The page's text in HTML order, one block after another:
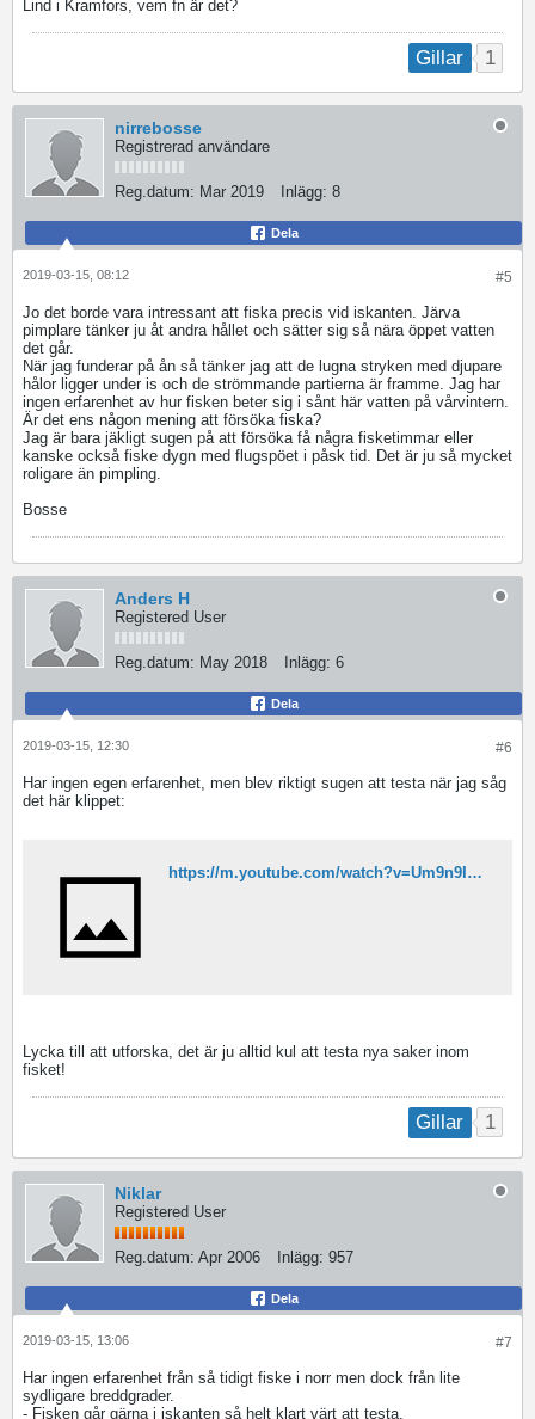
Lind i Kramfors, vem fn är det?
Gillar 1
nirrebosse
Registrerad användare
Reg.datum: Mar 2019 Inlägg: 8
Dela
#5
2019-03-15, 08:12
Jo det borde vara intressant att fiska precis vid iskanten. Järva
pimplare tänker ju åt andra hållet och sätter sig så nära öppet vatten
det går.
När jag funderar på ån så tänker jag att de lugna stryken med djupare
hålor ligger under is och de strömmande partierna är framme. Jag har
ingen erfarenhet av hur fisken beter sig i sånt här vatten på vårvintern.
Är det ens någon mening att försöka fiska?
Jag är bara jäkligt sugen på att försöka få några fisketimmar eller
kanske också fiske dygn med flugspöet i påsk tid. Det är ju så mycket
roligare än pimpling.
Bosse
Anders H
Registered User
Reg.datum: May 2018 Inlägg: 6
Dela
#6
2019-03-15, 12:30
Har ingen egen erfarenhet, men blev riktigt sugen att testa när jag såg
det här klippet:
https://m.youtube.com/watch?v=Um9n9I2Hu5U
Lycka till att utforska, det är ju alltid kul att testa nya saker inom
fisket!
Gillar 1
Niklar
Registered User
Reg.datum: Apr 2006 Inlägg: 957
Dela
#7
2019-03-15, 13:06
Har ingen erfarenhet från så tidigt fiske i norr men dock från lite
sydligare breddgrader.
- Fisken går gärna i iskanten så helt klart värt att testa.